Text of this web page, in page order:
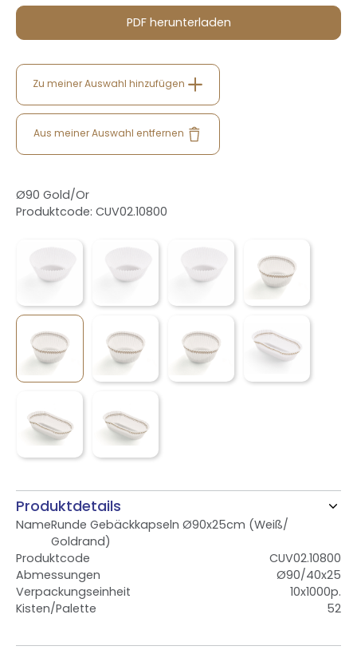
PDF herunterladen
Zu meiner Auswahl hinzufügen
Aus meiner Auswahl entfernen
Ø90 Gold/Or
Produktcode: CUV02.10800
Produktdetails
NameRunde Gebäckkapseln Ø90x25cm (Weiß/
Goldrand)
Produktcode
CUV02.10800
Abmessungen
Ø90/40x25
Verpackungseinheit
10x1000p.
Kisten/Palette
52